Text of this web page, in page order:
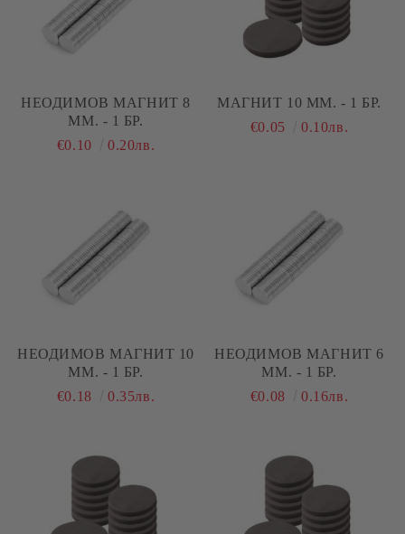
НЕОДИМОВ МАГНИТ 8
ММ. - 1 БР.
€0.10
0.20лв.
МАГНИТ 10 ММ. - 1 БР.
€0.05
0.10лв.
НЕОДИМОВ МАГНИТ 10
ММ. - 1 БР.
€0.18
0.35лв.
НЕОДИМОВ МАГНИТ 6
ММ. - 1 БР.
€0.08
0.16лв.